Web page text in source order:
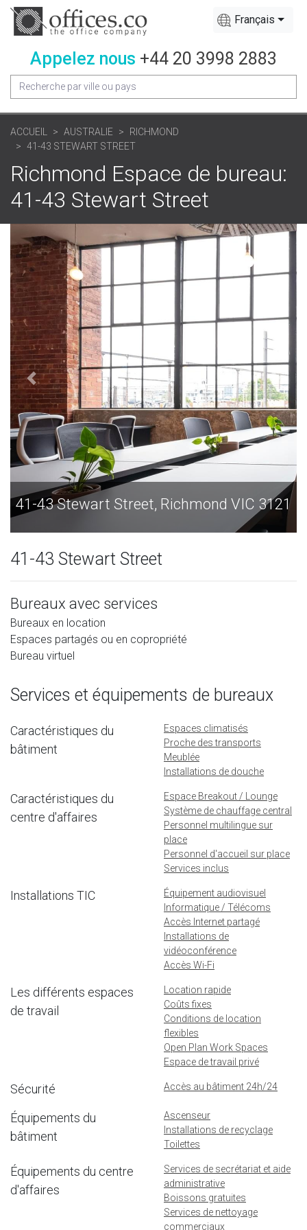
Français
Appelez nous +44 20 3998 2883
ACCUEIL AUSTRALIE
RICHMOND
41-43 STEWART STREET
Richmond Espace de bureau:
41-43 Stewart Street
41-43 Stewart Street, Richmond VIC 3121
41-43 Stewart Street
Bureaux avec services
Bureaux en location
Espaces partagés ou en copropriété
Bureau virtuel
Services et équipements de bureaux
Caractéristiques du
bâtiment
Espaces climatisés
Proche des transports
Meublée
Installations de douche
Caractéristiques du
centre d'affaires
Espace Breakout / Lounge
Système de chauffage central
Personnel multilingue sur
place
Personnel d'accueil sur place
Services inclus
Installations TIC
Équipement audiovisuel
Informatique / Télécoms
Accès Internet partagé
Installations de
vidéoconférence
Accès Wi-Fi
Les différents espaces
de travail
Location rapide
Coûts fixes
Conditions de location
flexibles
Open Plan Work Spaces
Espace de travail privé
Sécurité Accès au bâtiment 24h/24
Équipements du
bâtiment
Ascenseur
Installations de recyclage
Toilettes
Équipements du centre
d'affaires
Services de secrétariat et aide
administrative
Boissons gratuites
Services de nettoyage
commerciaux